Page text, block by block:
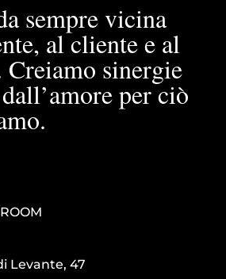
sempre vicina
al cliente e al
sinergie
per ciò
Levante, 47